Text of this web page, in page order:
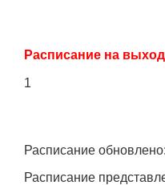
Расписание на
1
Расписание
Расписание